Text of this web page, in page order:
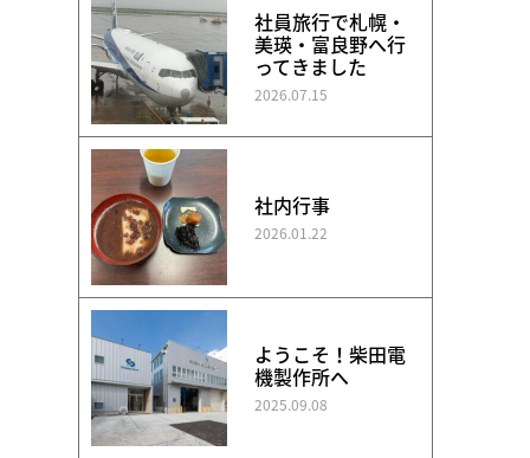
社員旅行で札幌・
美瑛・富良野へ行
ってきました
2026.07.15
社内行事
2026.01.22
ようこそ！柴田電
機製作所へ
2025.09.08